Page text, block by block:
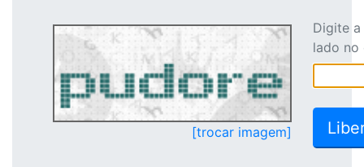
[trocar imagem]
Digite
lado no